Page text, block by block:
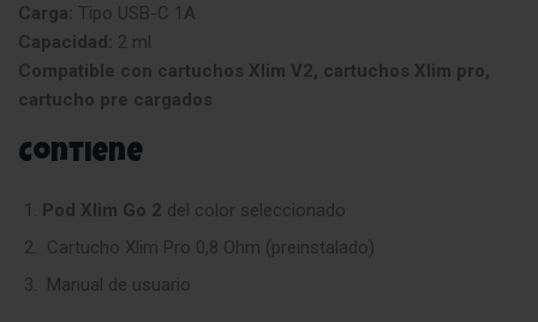
Carga: Tipo USB-C 1A
Capacidad: 2 ml
Compatible con cartuchos Xlim V2, cartuchos Xlim pro,
cartucho pre cargados
Contiene
Pod Xlim Go 2 del color seleccionado
Cartucho Xlim Pro 0,8 Ohm (preinstalado)
Manual de usuario